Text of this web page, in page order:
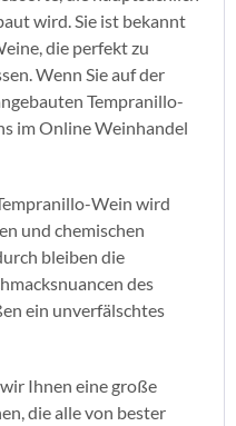
wird. Sie ist bekannt
die perfekt zu
Wenn Sie auf der
Tempranillo-
im Online Weinhandel
Wein wird
und chemischen
bleiben die
des
ein unverfälschtes
Ihnen eine große
die alle von bester